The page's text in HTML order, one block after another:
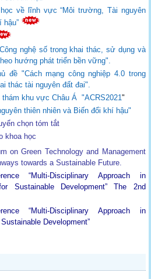
về lĩnh vực “Môi trường, Tài nguyên
hậu”
nghệ số trong khai thác, sử dụng và
hướng phát triển bền vững".
đề "Cách mạng công nghiệp 4.0 trong
thác tài nguyên đất đai".
thám khu vực Châu Á "ACRS2021"
thiên nhiên và Biến đổi khí hậu"
chọn tóm tắt
khoa học
on Green Technology and Management
towards a Sustainable Future.
“Multi-Disciplinary Approach in
Sustainable Development”The 2nd
“Multi-Disciplinary Approach in
Development”